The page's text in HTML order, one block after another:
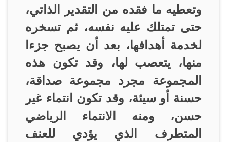
وتعطيه ما فقده من التقدير الذاتي،
حتى تمتلك عليه نفسه، ثم تسخره
لخدمة أهدافها، بعد أن يصبح جزءا
منها، يتعصب لها، وقد تكون هذه
المجموعة مجرد مجموعة صداقة،
حسنة أو سيئة، وقد تكون انتماء غير
حسن، ومنه الانتماء الرياضي
المتطرف الذي يؤدي للعنف